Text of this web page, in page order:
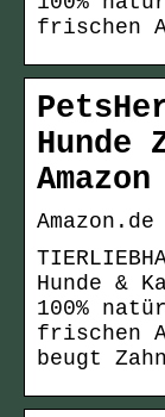
frischen
Hunde
Amazon
Amazon.de
Hunde &
100%
frischen
beugt